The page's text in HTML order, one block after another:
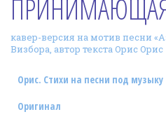
Фотогалерея
In English
Видео
Ииссиидиология
кавер-версия на мотив песни
Визбора, автор текста Орис Орис
Орис. Стихи на песни под музыку
Оригинал